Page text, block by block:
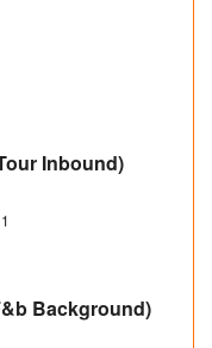
Inbound)
Background)